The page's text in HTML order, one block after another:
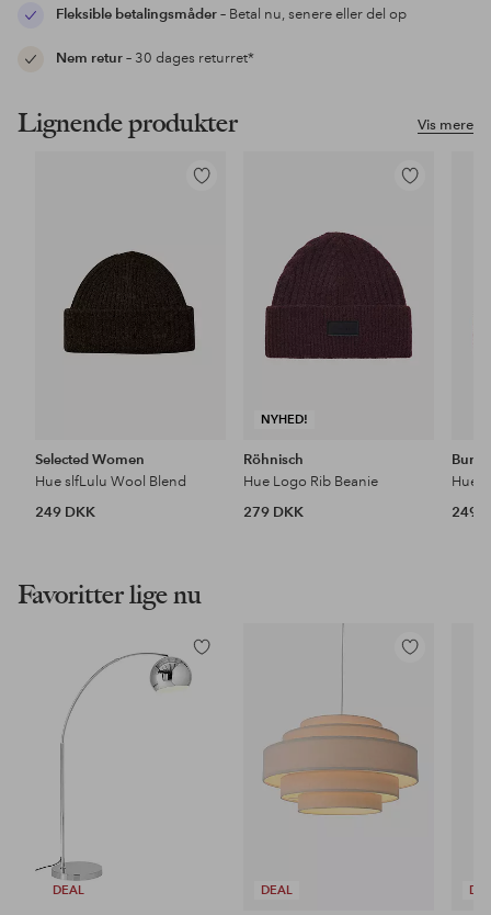
Fleksible betalingsmåder– Betal nu, senere eller del op
Nem retur– 30 dages returret*
Vis mere
Lignende produkter
Tilføj
Selected Women
Hue slfLulu Wool Blend
249 DKK
NYHED!
Tilføj
Röhnisch
Hue Logo Rib Beanie
279 DKK
249
Favoritter lige nu
DEAL
Tilføj
til
DEAL
Tilføj